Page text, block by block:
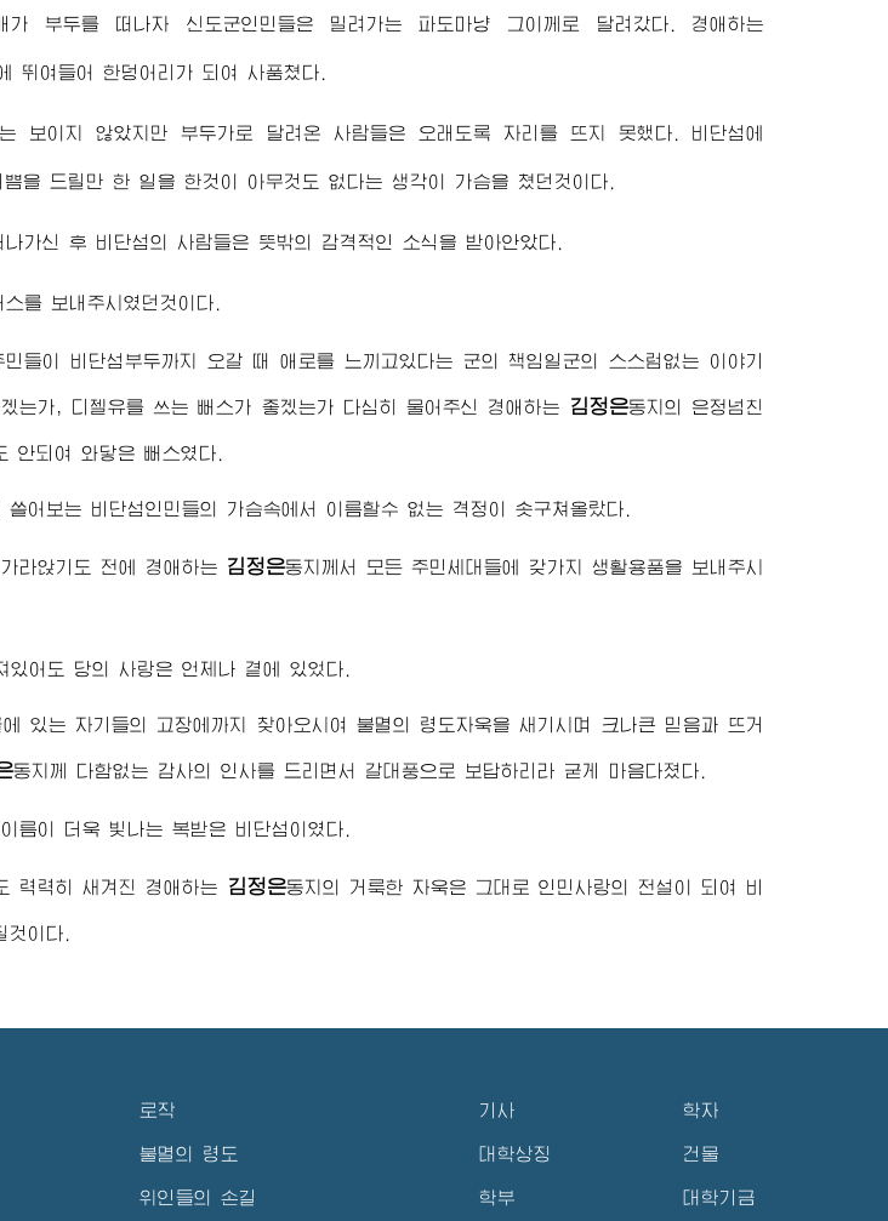
부두를 떠나자 신도군인민들은 밀려가는 파도마냥 그이께로 달려갔다. 경애하는
뛰여들어 한덩어리가 되여 사품쳤다.
보이지 않았지만 부두가로 달려온 사람들은 오래도록 자리를 뜨지 못했다. 비단섬에
을 드릴만 한 일을 한것이 아무것도 없다는 생각이 가슴을 쳤던것이다.
나가신 후 비단섬의 사람들은 뜻밖의 감격적인 소식을 받아안았다.
를 보내주시였던것이다.
들이 비단섬부두까지 오갈 때 애로를 느끼고있다는 군의 책임일군의 스스럼없는 이야기
는가, 디젤유를 쓰는 뻐스가 좋겠는가 다심히 물어주신 경애하는 김정은동지 의 은정넘친
안되여 와닿은 뻐스였다.
어보는 비단섬인민들의 가슴속에서 이름할수 없는 격정이 솟구쳐올랐다.
라앉기도 전에 경애하는 김정은동지 께서 모든 주민세대들에 갖가지 생활용품을 보내주시
어도 당의 사랑은 언제나 곁에 있었다.
있는 자기들의 고장에까지 찾아오시여 불멸의 령도자욱을 새기시며 크나큰 믿음과 뜨거
동지 께 다함없는 감사의 인사를 드리면서 갈대풍으로 보답하리라 굳게 마음다졌다.
름이 더욱 빛나는 복받은 비단섬이였다.
력력히 새겨진 경애하는 김정은동지 의 거룩한 자욱은 그대로 인민사랑의 전설이 되여 비
이다.
로작
불멸의 령도
위인들의 손길
기사
대학상징
학부
학자
건물
대학기금